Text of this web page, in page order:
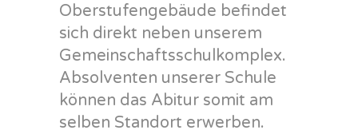
Oberstufengebäude befindet
sich direkt neben unserem
Gemeinschaftsschulkomplex.
Absolventen unserer Schule
können das Abitur somit am
selben Standort erwerben.